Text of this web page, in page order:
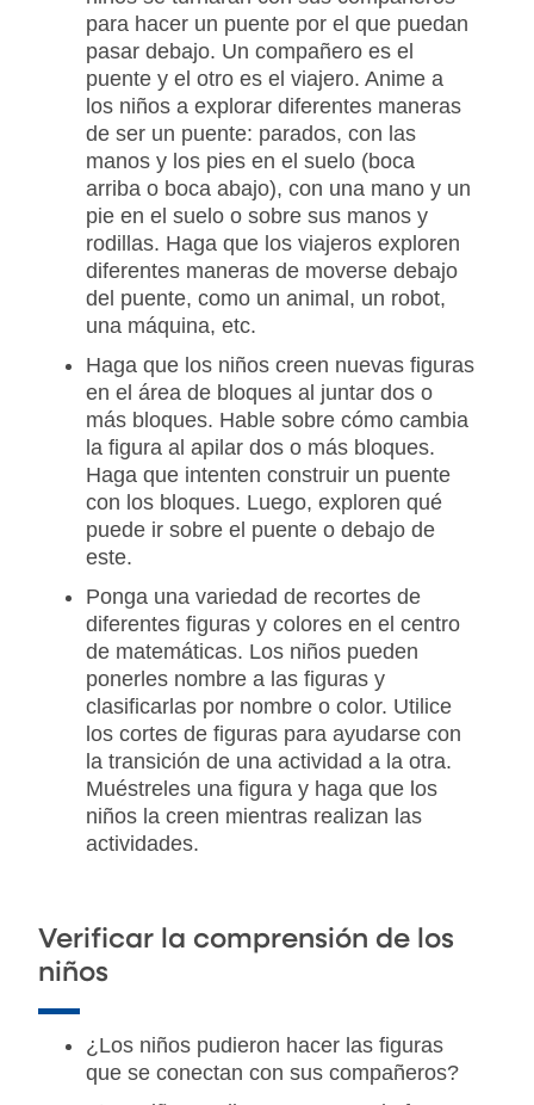
para hacer un puente por el que puedan
pasar debajo. Un compañero es el
puente y el otro es el viajero. Anime a
los niños a explorar diferentes maneras
de ser un puente: parados, con las
manos y los pies en el suelo (boca
arriba o boca abajo), con una mano y un
pie en el suelo o sobre sus manos y
rodillas. Haga que los viajeros exploren
diferentes maneras de moverse debajo
del puente, como un animal, un robot,
una máquina, etc.
Haga que los niños creen nuevas figuras
en el área de bloques al juntar dos o
más bloques. Hable sobre cómo cambia
la figura al apilar dos o más bloques.
Haga que intenten construir un puente
con los bloques. Luego, exploren qué
puede ir sobre el puente o debajo de
este.
Ponga una variedad de recortes de
diferentes figuras y colores en el centro
de matemáticas. Los niños pueden
ponerles nombre a las figuras y
clasificarlas por nombre o color. Utilice
los cortes de figuras para ayudarse con
la transición de una actividad a la otra.
Muéstreles una figura y haga que los
niños la creen mientras realizan las
actividades.
Verificar la comprensión de los
niños
¿Los niños pudieron hacer las figuras
que se conectan con sus compañeros?